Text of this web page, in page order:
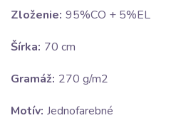
Zloženie: 95%CO + 5%EL
Šírka: 70 cm
Gramáž: 270 g/m2
Motív: Jednofarebné